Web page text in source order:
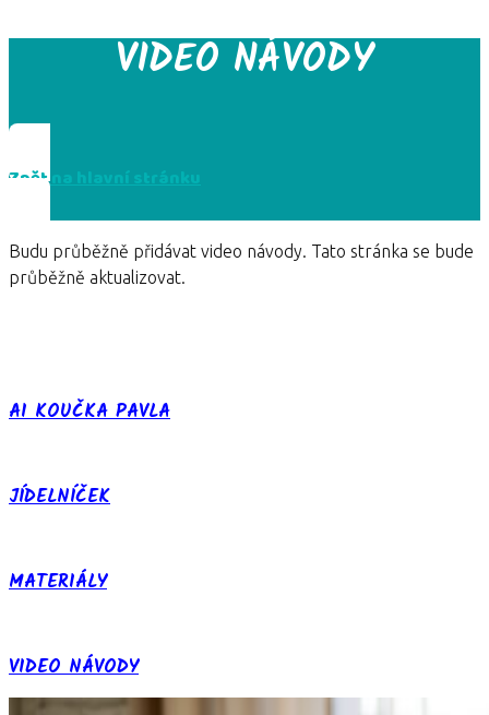
VIDEO NÁVODY
Zpět na hlavní stránku
Budu průběžně přidávat video návody. Tato stránka se bude
průběžně aktualizovat.
AI KOUČKA PAVLA
JÍDELNÍČEK
MATERIÁLY
VIDEO NÁVODY